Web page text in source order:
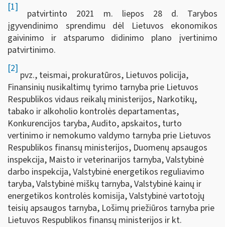
[1]
patvirtinto 2021 m. liepos 28 d. Tarybos
įgyvendinimo sprendimu dėl Lietuvos ekonomikos
gaivinimo ir atsparumo didinimo plano įvertinimo
patvirtinimo.
[2]
pvz., teismai, prokuratūros, Lietuvos policija,
Finansinių nusikaltimų tyrimo tarnyba prie Lietuvos
Respublikos vidaus reikalų ministerijos, Narkotikų,
tabako ir alkoholio kontrolės departamentas,
Konkurencijos taryba, Audito, apskaitos, turto
vertinimo ir nemokumo valdymo tarnyba prie Lietuvos
Respublikos finansų ministerijos, Duomenų apsaugos
inspekcija, Maisto ir veterinarijos tarnyba, Valstybinė
darbo inspekcija, Valstybinė energetikos reguliavimo
taryba, Valstybinė miškų tarnyba, Valstybinė kainų ir
energetikos kontrolės komisija, Valstybinė vartotojų
teisių apsaugos tarnyba, Lošimų priežiūros tarnyba prie
Lietuvos Respublikos finansų ministerijos ir kt.